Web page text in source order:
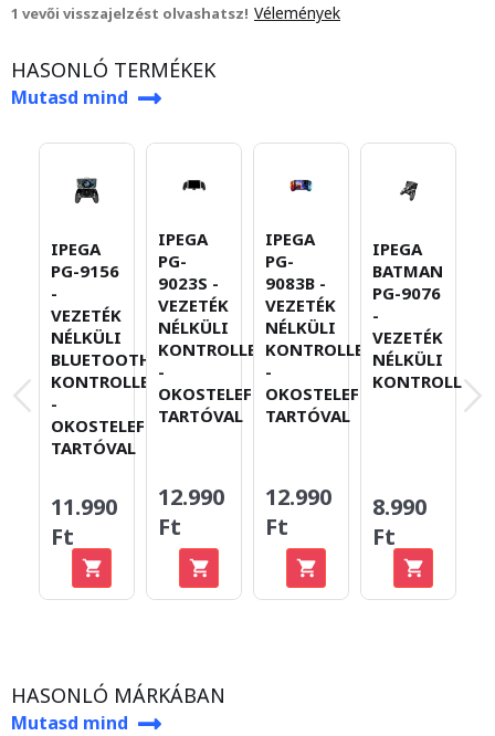
1 vevői visszajelzést olvashatsz! Vélemények
HASONLÓ TERMÉKEK
Mutasd mind
IPEGA
PG-9156
-
VEZETÉK
NÉLKÜLI
BLUETOOTH
KONTROLLER
-
OKOSTELEFON-
TARTÓVAL
11.990
Ft
IPEGA
PG-
9023S -
VEZETÉK
NÉLKÜLI
KONTROLLER
-
OKOSTELEFON-
TARTÓVAL
12.990
Ft
IPEGA
PG-
9083B -
VEZETÉK
NÉLKÜLI
KONTROLLER
-
OKOSTELEFON-
TARTÓVAL
12.990
Ft
IPEGA
BATMAN
PG-9076
-
VEZETÉK
NÉLKÜLI
KONTROLLER
8.990
Ft
HASONLÓ MÁRKÁBAN
Mutasd mind